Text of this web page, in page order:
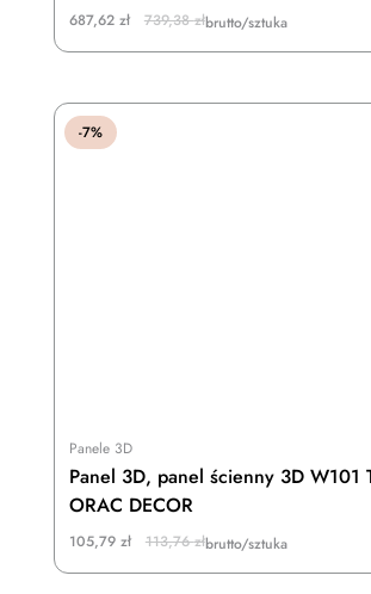
739,38zł
Original
687,62 zł
Current
brutto/sztuka
-7%
Panele 3D
Panel 3D, panel ścienny 3D W101
ORAC DECOR
113,76zł
Original
105,79 zł
Current
brutto/sztuka